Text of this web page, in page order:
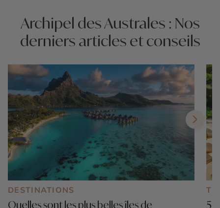
Archipel des Australes : Nos
derniers articles et conseils
DESTINATIONS
Quelles sont les plus belles îles de 5